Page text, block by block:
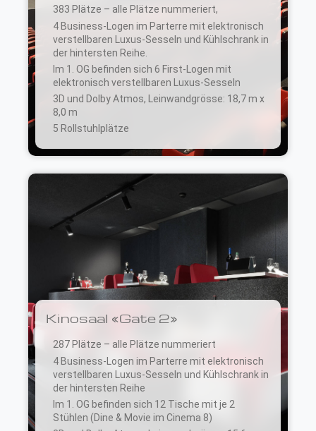
383 Plätze – alle Plätze nummeriert,
4 Business-Logen im Parterre mit elektronisch
verstellbaren Luxus-Sesseln und Kühlschrank in
der hintersten Reihe.
Im 1. OG befinden sich 6 First-Logen mit
elektronisch verstellbaren Luxus-Sesseln
3D und Dolby Atmos, Leinwandgrösse: 18,7 m x
8,0 m
5 Rollstuhlplätze
Kinosaal «Gate 2»
287 Plätze – alle Plätze nummeriert
4 Business-Logen im Parterre mit elektronisch
verstellbaren Luxus-Sesseln und Kühlschrank in
der hintersten Reihe
Im 1. OG befinden sich 12 Tische mit je 2
Stühlen (Dine & Movie im Cinema 8)